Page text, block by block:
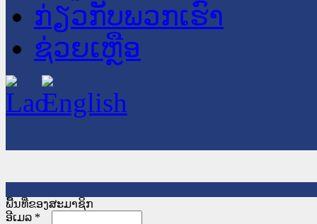
ກ່ຽວກັບພວກເຮົາ
ຊ່ວຍເຫຼືອ
ພື້ນທີ່ຂອງສະມາຊິກ
ອີເມລ *